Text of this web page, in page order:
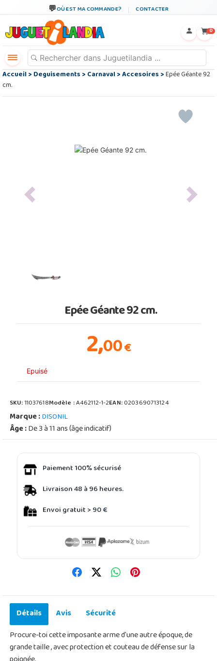
OÙ EST MA COMMANDE? CONTACTER
0
Accueil>Deguisements>Carnaval>Accesoires>Epée Géante 92
cm.
Previous Next
Epée Géante 92 cm.
2,00€
Epuisé
SKU:11037618Modèle :A462112-1-2EAN:0203690713124
Marque :DISONIL
Âge :De 3 à 11 ans (âge indicatif)
Paiement 100% sécurisé
Livraison 48 à 96 heures.
Envoi gratuit > 90 €
Détails Avis
Sécurité
Procure-toi cette imposante arme d'une autre époque, de
grande taille , avec protection et couteau de défense sur la